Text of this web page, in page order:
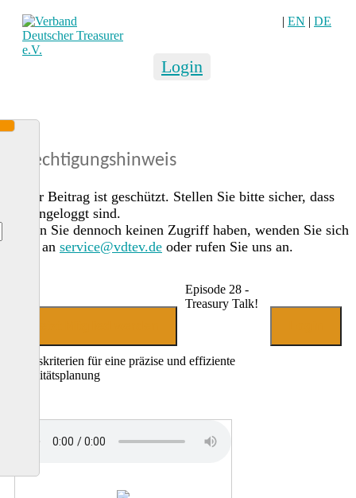
| EN | DE
Login
Berechtigungshinweis
Dieser Beitrag ist geschützt. Stellen Sie bitte sicher, dass
Sie eingeloggt sind.
Sollten Sie dennoch keinen Zugriff haben, wenden Sie sich
gerne an service@vdtev.de oder rufen Sie uns an.
Episode 28 -
Treasury Talk!
Erfolgskriterien für eine präzise und effiziente
Liquiditätsplanung